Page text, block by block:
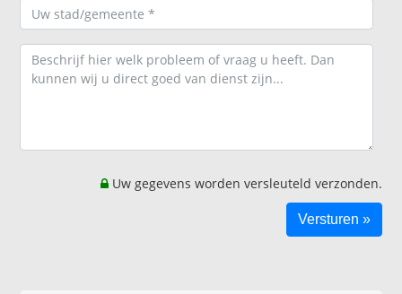
Uw gegevens worden versleuteld verzonden.